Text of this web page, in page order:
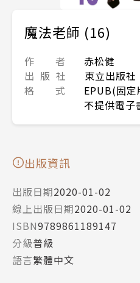
魔法老師 (16)
作 者
赤松健
出 版 社
東立出版社
格 式
EPUB(固定
不提供電子
出版資訊
出版日期2020-01-02
線上出版日期2020-01-02
ISBN9789861189147
分級普級
語言繁體中文